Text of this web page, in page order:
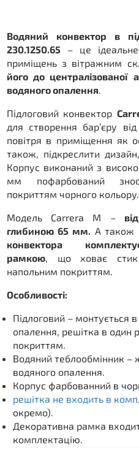
Водяний конвектор в
230.1250.65 – це
приміщень з вітражним
його до централізованої
водяного опалення
Підлоговий конвектор
для створення бар’єру
повітря в приміщення як
також, підкреслити
Корпус виконаний з
мм пофарбований
покриттям чорного кольору.
Модель Carrera M –
глибиною 65 мм. А також
конвектора
рамкою , що ховає
напольним покриттям.
Особливості:
Підлоговий – монтується в
опалення, решітка в один
покриттям.
Водяний теблообмінник –
водяного опалення.
Корпус фарбованний в
решітка не входить в
окремо).
Декоративна рамка
комплектацію.